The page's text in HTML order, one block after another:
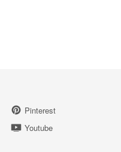
Pinterest
Youtube